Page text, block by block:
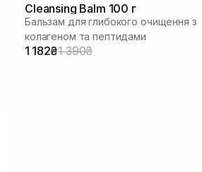
Cleansing Balm 100 г
Бальзам для глибокого очищення з
колагеном та пептидами
1 182₴1 390₴